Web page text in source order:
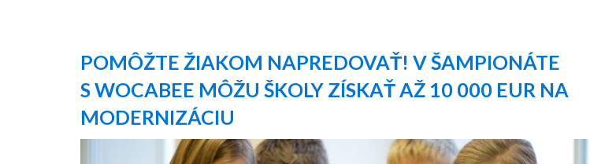
POMÔŽTE ŽIAKOM NAPREDOVAŤ! V ŠAMPIONÁTE
S WOCABEE MÔŽU ŠKOLY ZÍSKAŤ AŽ 10 000 EUR NA
MODERNIZÁCIU